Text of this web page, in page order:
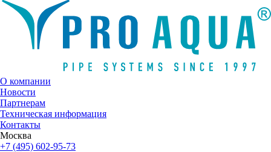
О компании
Новости
Партнерам
Техническая информация
Контакты
Москва
+7 (495) 602-95-73